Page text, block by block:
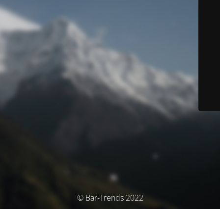
© Bar-Trends 2022